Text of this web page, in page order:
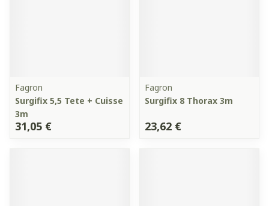
Fagron
Surgifix 5,5 Tete + Cuisse
3m
31,05 €
Fagron
Surgifix 8 Thorax 3m
23,62 €